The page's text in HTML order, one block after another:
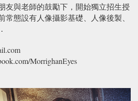
友與老師的鼓勵下，開始獨立招生授
常態設有人像攝影基礎、人像後製、
MorrighanEyes